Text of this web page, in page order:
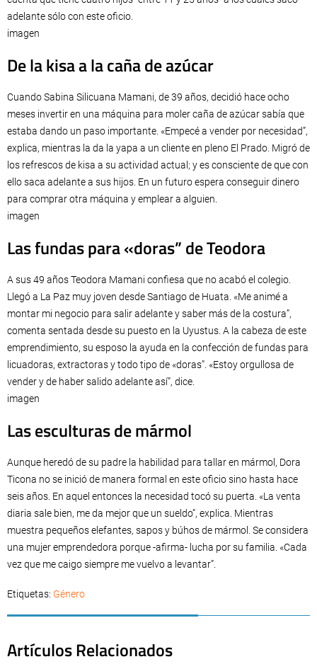
adelante sólo con este oficio.
imagen
De la kisa a la caña de azúcar
Cuando Sabina Silicuana Mamani, de 39 años, decidió hace ocho
meses invertir en una máquina para moler caña de azúcar sabía que
estaba dando un paso importante. «Empecé a vender por necesidad”,
explica, mientras la da la yapa a un cliente en pleno El Prado. Migró de
los refrescos de kisa a su actividad actual; y es consciente de que con
ello saca adelante a sus hijos. En un futuro espera conseguir dinero
para comprar otra máquina y emplear a alguien.
imagen
Las fundas para «doras” de Teodora
A sus 49 años Teodora Mamani confiesa que no acabó el colegio.
Llegó a La Paz muy joven desde Santiago de Huata. «Me animé a
montar mi negocio para salir adelante y saber más de la costura”,
comenta sentada desde su puesto en la Uyustus. A la cabeza de este
emprendimiento, su esposo la ayuda en la confección de fundas para
licuadoras, extractoras y todo tipo de «doras”. «Estoy orgullosa de
vender y de haber salido adelante así”, dice.
imagen
Las esculturas de mármol
Aunque heredó de su padre la habilidad para tallar en mármol, Dora
Ticona no se inició de manera formal en este oficio sino hasta hace
seis años. En aquel entonces la necesidad tocó su puerta. «La venta
diaria sale bien, me da mejor que un sueldo”, explica. Mientras
muestra pequeños elefantes, sapos y búhos de mármol. Se considera
una mujer emprendedora porque -afirma- lucha por su familia. «Cada
vez que me caigo siempre me vuelvo a levantar”.
Etiquetas: Género
Artículos Relacionados